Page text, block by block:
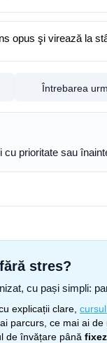
opus şi virează la
Întrebarea
prioritate sau
stres?
cu pași simpli:
cu explicații clare,
parcurs, ce mai ai de
de învățare până